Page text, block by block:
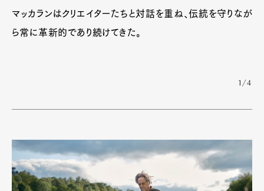
マッカランはクリエイターたちと対話を重ね、伝統を守りなが
ら常に革新的であり続けてきた。
1/4